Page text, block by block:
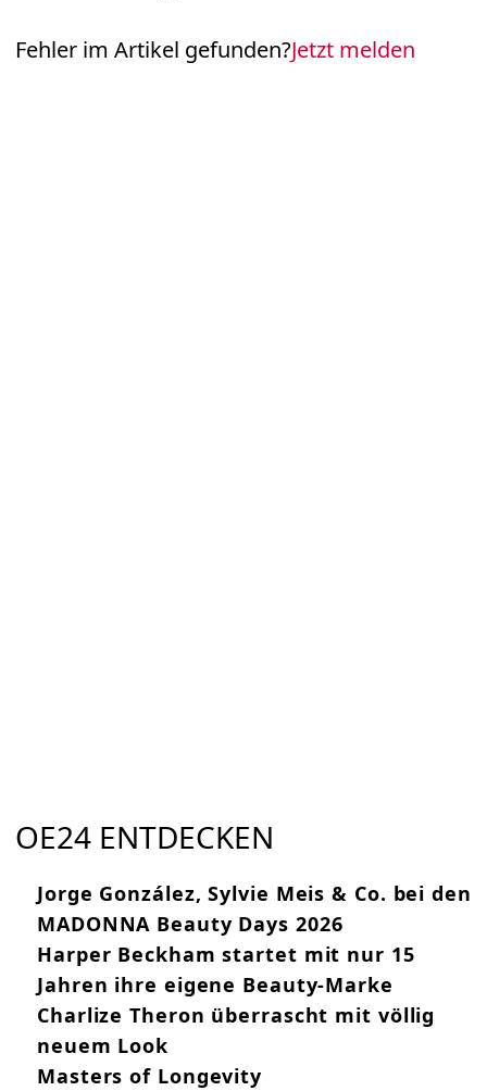
Fehler im Artikel gefunden?Jetzt melden
OE24 ENTDECKEN
Jorge González, Sylvie Meis & Co. bei den
MADONNA Beauty Days 2026
Harper Beckham startet mit nur 15
Jahren ihre eigene Beauty-Marke
Charlize Theron überrascht mit völlig
neuem Look
Masters of Longevity